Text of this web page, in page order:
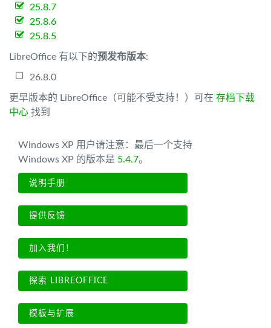
25.8.7
25.8.6
25.8.5
LibreOffice 有以下的预发布版本:
26.8.0
更早版本的 LibreOffice（可能不受支持！）可在 存档下载
中心 找到
Windows XP 用户请注意：最后一个支持
Windows XP 的版本是 5.4.7。
说明手册
提供反馈
加入我们！
探索 LIBREOFFICE
模板与扩展